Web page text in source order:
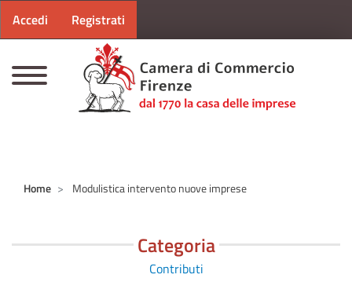
Menu profilo utente
Accedi Registrati
Home Modulistica intervento nuove imprese
Categoria
Contributi